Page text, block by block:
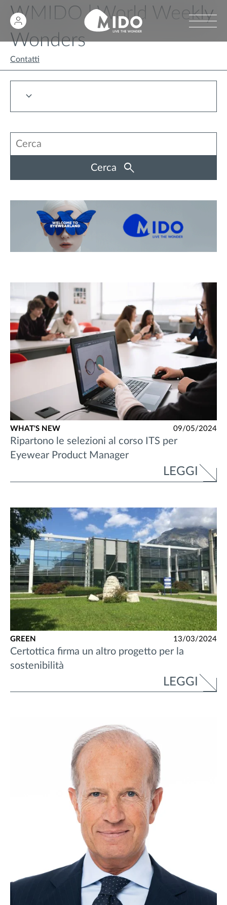
WMIDO | World Weekly
Wonders
Contatti
Cerca
WHAT'S NEW 09/05/2024
Ripartono le selezioni al corso ITS per
Eyewear Product Manager
LEGGI
GREEN 13/03/2024
Certottica firma un altro progetto per la
sostenibilità
LEGGI